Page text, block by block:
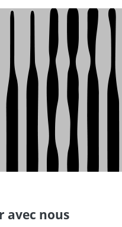
avec nous